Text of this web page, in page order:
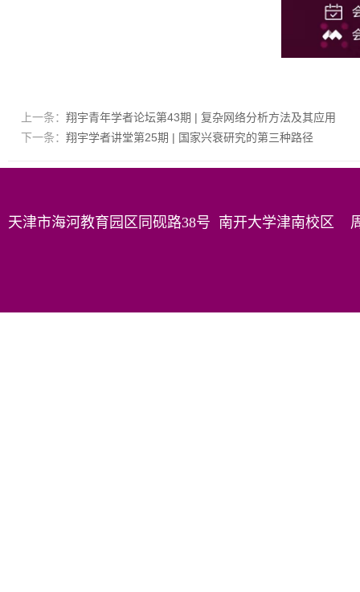
上一条： 翔宇青年学者论坛第43期 | 复杂网络分析方法及其应用
下一条： 翔宇学者讲堂第25期 | 国家兴衰研究的第三种路径
天津市海河教育园区同砚路38号 南开大学津南校区